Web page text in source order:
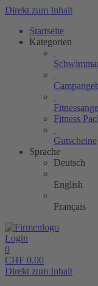
Direkt zum Inhalt
Startseite
Kategorien
Fitness
Gutscheine
Sprache
Deutsch
English
Français
Login
0
CHF 0.00
Direkt zum Inhalt